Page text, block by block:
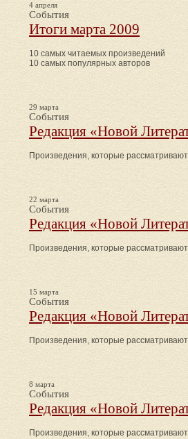
4 апреля
События
Итоги марта 2009
10 самых читаемых произведений
10 самых популярных авторов
29 марта
События
Редакция «Новой
Произведения, которые
22 марта
События
Редакция «Новой
Произведения, которые
15 марта
События
Редакция «Новой
Произведения, которые
8 марта
События
Редакция «Новой
Произведения, которые